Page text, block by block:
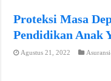
Proteksi Masa
Pendidikan Anak
Agustus 21, 2022